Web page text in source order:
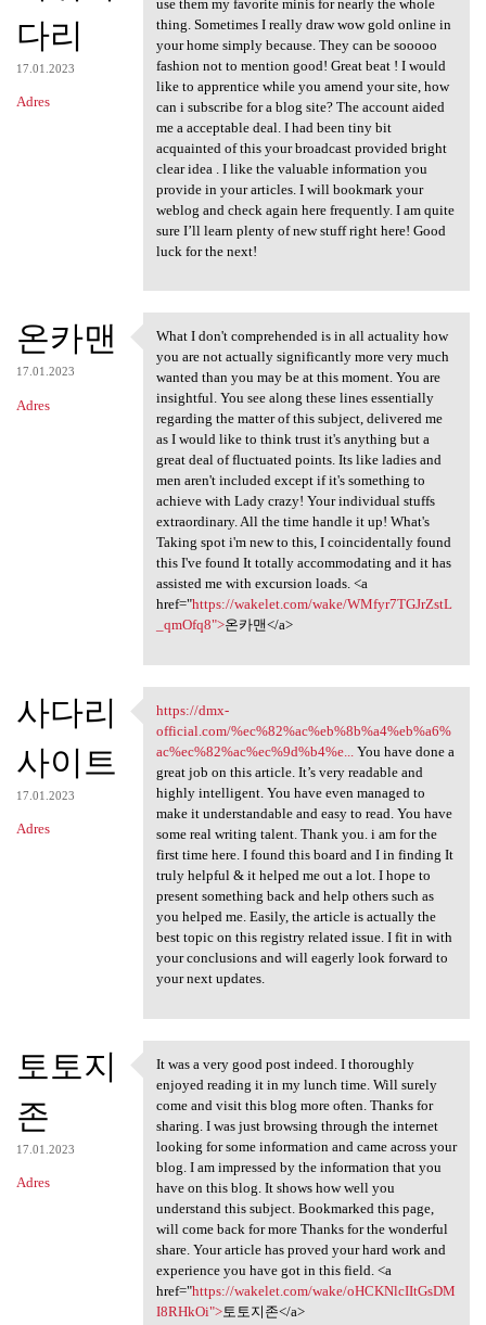
다리
17.01.2023
Adres
use them my favorite minis for nearly the whole
thing. Sometimes I really draw wow gold online in
your home simply because. They can be sooooo
fashion not to mention good! Great beat ! I would
like to apprentice while you amend your site, how
can i subscribe for a blog site? The account aided
me a acceptable deal. I had been tiny bit
acquainted of this your broadcast provided bright
clear idea . I like the valuable information you
provide in your articles. I will bookmark your
weblog and check again here frequently. I am quite
sure I’ll learn plenty of new stuff right here! Good
luck for the next!
온카맨
17.01.2023
Adres
What I don't comprehended is
What I don't comprehended is in all actuality how
you are not actually significantly more very much
wanted than you may be at this moment. You are
insightful. You see along these lines essentially
regarding the matter of this subject, delivered me
as I would like to think trust it's anything but a
great deal of fluctuated points. Its like ladies and
men aren't included except if it's something to
achieve with Lady crazy! Your individual stuffs
extraordinary. All the time handle it up! What's
Taking spot i'm new to this, I coincidentally found
this I've found It totally accommodating and it has
assisted me with excursion loads. <a
href="https://wakelet.com/wake/WMfyr7TGJrZstL
_qmOfq8">온카맨</a>
사다리
사이트
17.01.2023
Adres
https://dmx-official.com/%ec
https://dmx-
official.com/%ec%82%ac%eb%8b%a4%eb%a6%
ac%ec%82%ac%ec%9d%b4%e...You have done a
great job on this article. It’s very readable and
highly intelligent. You have even managed to
make it understandable and easy to read. You have
some real writing talent. Thank you. i am for the
first time here. I found this board and I in finding It
truly helpful & it helped me out a lot. I hope to
present something back and help others such as
you helped me. Easily, the article is actually the
best topic on this registry related issue. I fit in with
your conclusions and will eagerly look forward to
your next updates.
토토지
존
17.01.2023
Adres
It was a very good post
It was a very good post indeed. I thoroughly
enjoyed reading it in my lunch time. Will surely
come and visit this blog more often. Thanks for
sharing. I was just browsing through the internet
looking for some information and came across your
blog. I am impressed by the information that you
have on this blog. It shows how well you
understand this subject. Bookmarked this page,
will come back for more Thanks for the wonderful
share. Your article has proved your hard work and
experience you have got in this field. <a
href="https://wakelet.com/wake/oHCKNlcIItGsDM
I8RHkOi">토토지존</a>